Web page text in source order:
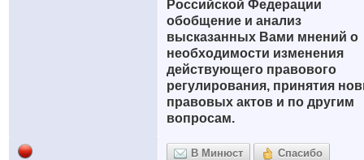
Российской Федерации
обобщение и анализ
высказанных Вами мнений о
необходимости изменения
действующего правового
регулирования, принятия
правовых актов и по другим
вопросам.
В Минюст Спасибо